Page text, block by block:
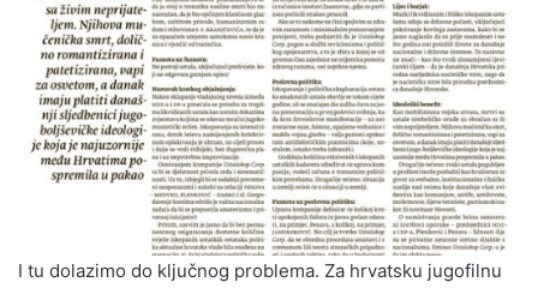
I tu dolazimo do ključnog problema. Za hrvatsku jugofilnu